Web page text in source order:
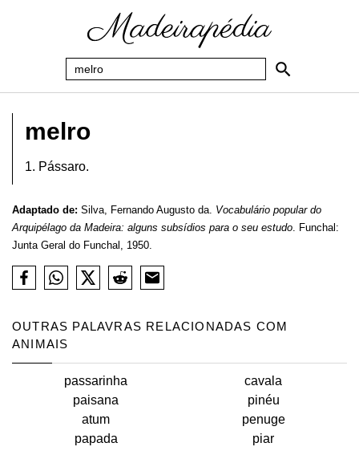
melro
1. Pássaro.
Adaptado de: Silva, Fernando Augusto da. Vocabulário popular do
Arquipélago da Madeira: alguns subsídios para o seu estudo. Funchal:
Junta Geral do Funchal, 1950.
OUTRAS PALAVRAS RELACIONADAS COM
ANIMAIS
passarinha
cavala
paisana
pinéu
atum
penuge
papada
piar